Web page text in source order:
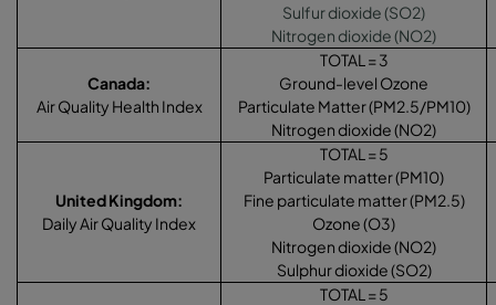
Sulfur dioxide (SO2)
Nitrogen dioxide (NO2)
Canada:
Air Quality Health Index
TOTAL = 3
Ground-level Ozone
Particulate Matter (PM2.5/PM10)
Nitrogen dioxide (NO2)
United Kingdom:
Daily Air Quality Index
TOTAL = 5
Particulate matter (PM10)
Fine particulate matter (PM2.5)
Ozone (O3)
Nitrogen dioxide (NO2)
Sulphur dioxide (SO2)
TOTAL = 5